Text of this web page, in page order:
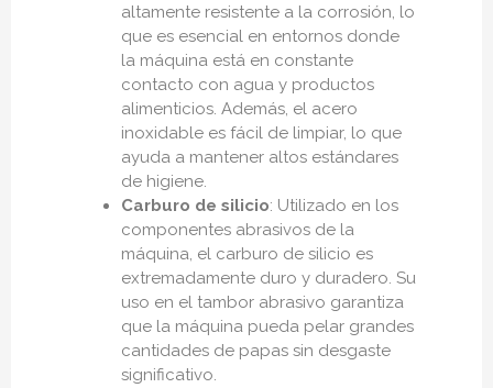
altamente resistente a la corrosión, lo
que es esencial en entornos donde
la máquina está en constante
contacto con agua y productos
alimenticios. Además, el acero
inoxidable es fácil de limpiar, lo que
ayuda a mantener altos estándares
de higiene.
Carburo de silicio: Utilizado en los
componentes abrasivos de la
máquina, el carburo de silicio es
extremadamente duro y duradero. Su
uso en el tambor abrasivo garantiza
que la máquina pueda pelar grandes
cantidades de papas sin desgaste
significativo.